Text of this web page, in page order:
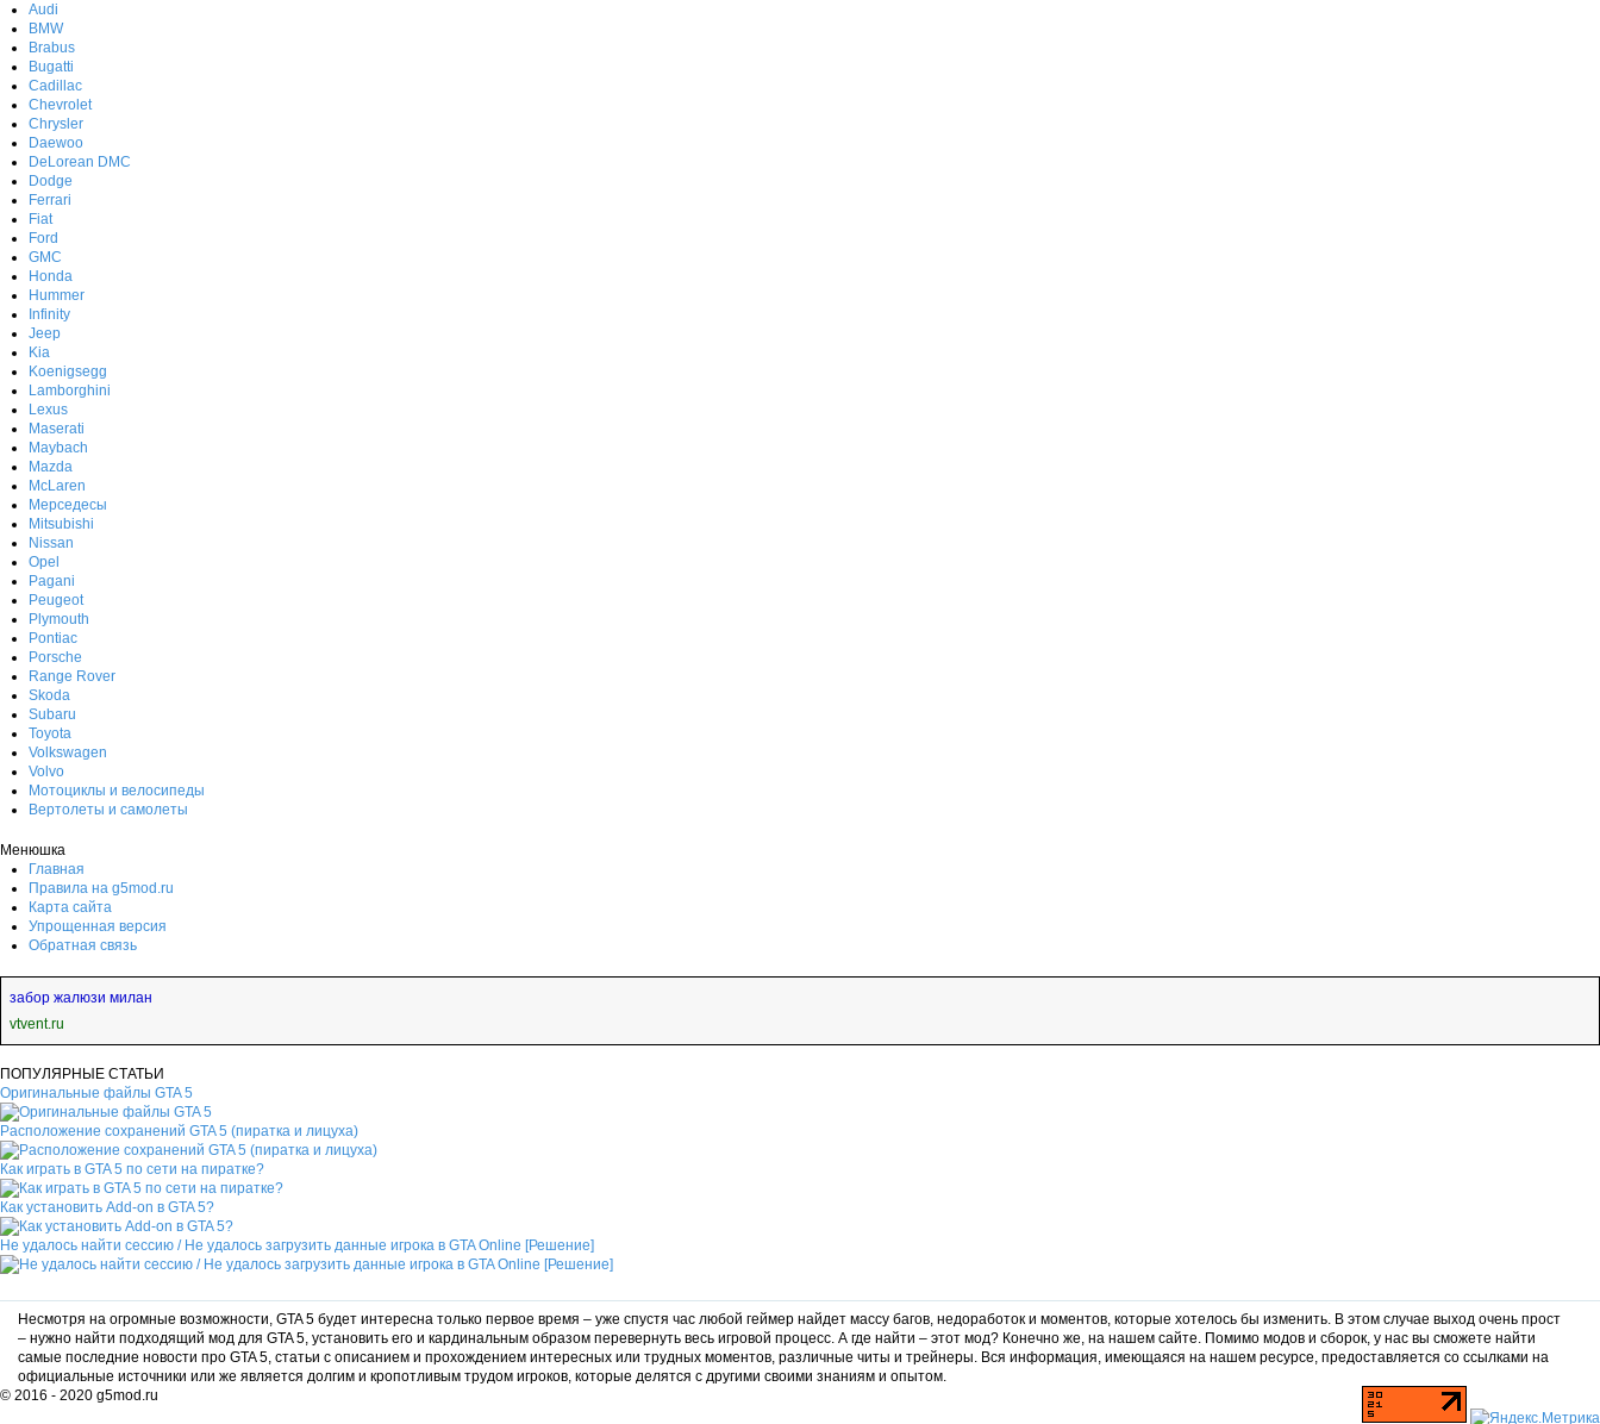
Audi
BMW
Brabus
Bugatti
Cadillac
Chevrolet
Chrysler
Daewoo
DeLorean DMC
Dodge
Ferrari
Fiat
Ford
GMC
Honda
Hummer
Infinity
Jeep
Kia
Koenigsegg
Lamborghini
Lexus
Maserati
Maybach
Mazda
McLaren
Мерседесы
Mitsubishi
Nissan
Opel
Pagani
Peugeot
Plymouth
Pontiac
Porsche
Range Rover
Skoda
Subaru
Toyota
Volkswagen
Volvo
Мотоциклы и велосипеды
Вертолеты и самолеты
Менюшка
Главная
Правила на g5mod.ru
Карта сайта
Упрощенная версия
Обратная связь
забор жалюзи милан
vtvent.ru
ПОПУЛЯРНЫЕ СТАТЬИ
Оригинальные файлы GTA 5
Расположение сохранений GTA 5 (пиратка и лицуха)
Как играть в GTA 5 по сети на пиратке?
Как установить Add-on в GTA 5?
Не удалось найти сессию / Не удалось загрузить данные игрока в GTA Online [Решение]
Несмотря на огромные возможности, GTA 5 будет интересна только первое время – уже спустя час любой геймер найдет массу багов, недоработок и моментов, которые хотелось бы изменить. В этом случае выход очень прост
– нужно найти подходящий мод для GTA 5, установить его и кардинальным образом перевернуть весь игровой процесс. А где найти – этот мод? Конечно же, на нашем сайте. Помимо модов и сборок, у нас вы сможете найти
самые последние новости про GTA 5, статьи с описанием и прохождением интересных или трудных моментов, различные читы и трейнеры. Вся информация, имеющаяся на нашем ресурсе, предоставляется со ссылками на
официальные источники или же является долгим и кропотливым трудом игроков, которые делятся с другими своими знаниям и опытом.
© 2016 - 2020 g5mod.ru